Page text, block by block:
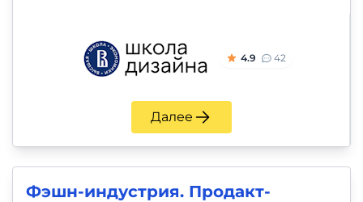
4.9 42
Далее
Фэшн-индустрия. Продакт-